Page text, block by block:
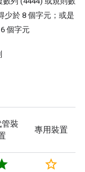
少於 8 個字元；或是
個字元
裝
專用裝置
star_border